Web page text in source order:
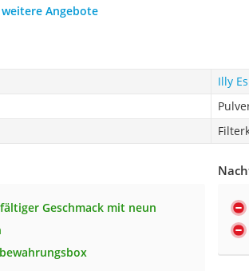
Angebote
Illy
Geschmack mit neun